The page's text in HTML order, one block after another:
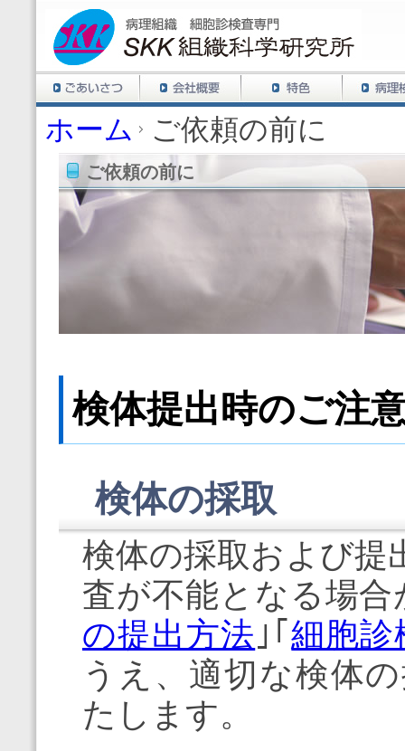
ホーム ご依頼の前に
ご依頼の前に
検体提出時のご注
検体の採取
検体の採取および提
査が不能となる場
の提出方法 ｣｢細胞診
うえ、適切な検体
たします。